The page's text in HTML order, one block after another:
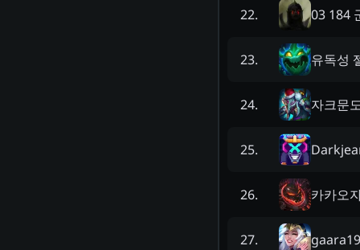
22. 03 184
23. 유독성
24. 자크문
25.
26. 카카오
27.